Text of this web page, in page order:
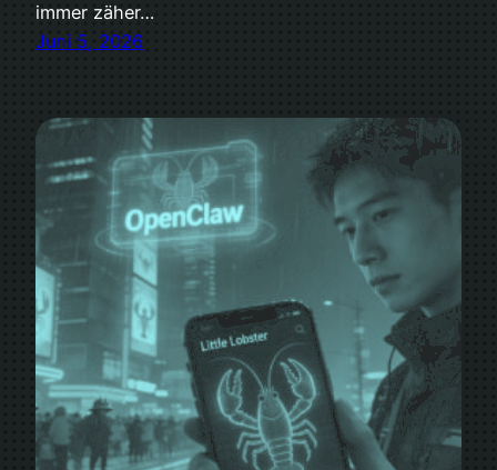
immer zäher…
Juni 5, 2026